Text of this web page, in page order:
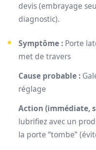
devis (embrayage
diagnostic).
Symptôme : Porte
met de travers
Cause probable :
réglage
Action (immédiate,
lubrifiez avec un
la porte “tombe”